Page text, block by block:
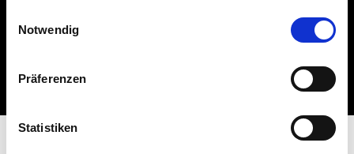
Nutzung der Dienste gesammelt haben.
Notwendig
Präferenzen
Statistiken
80000 Ω